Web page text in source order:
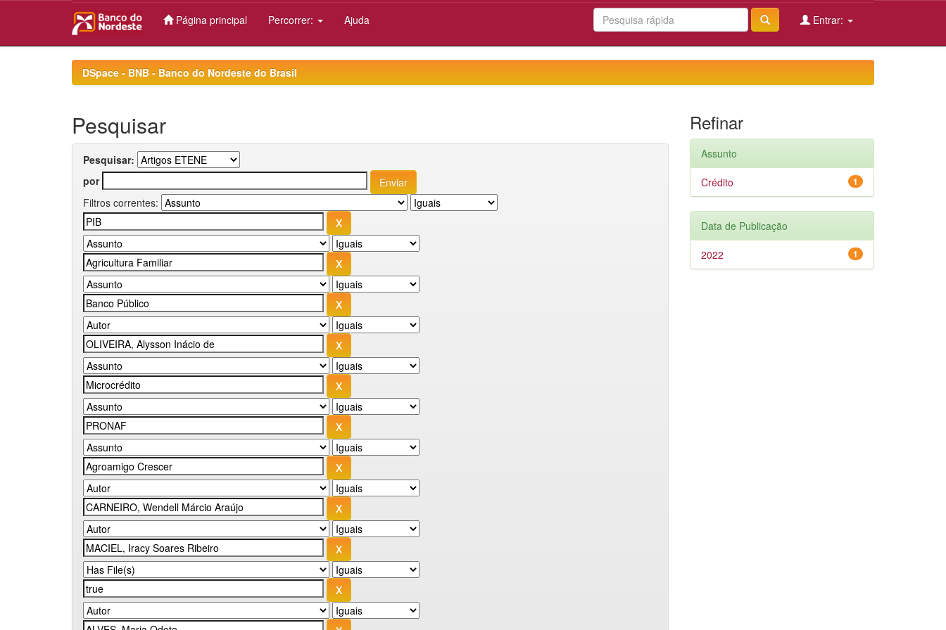
Página principal Percorrer: Ajuda Entrar:
DSpace - BNB - Banco do Nordeste do Brasil
Pesquisar
Pesquisar:
por
Filtros correntes:
Refinar
Assunto
1
Crédito
Data de Publicação
1
2022